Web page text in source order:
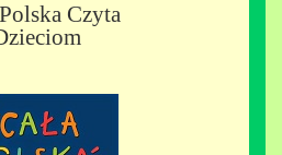
Polska Czyta